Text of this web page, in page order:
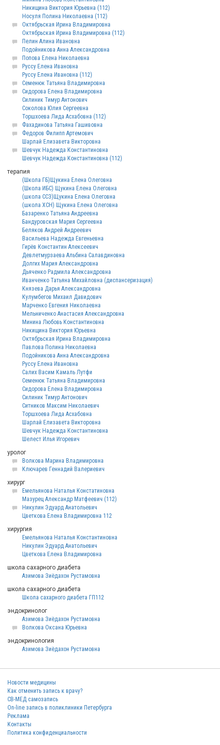
Никищина Виктория Юрьевна (112)
Носуля Полина Николаевна (112)
Октябрьская Ирина Владимировна
Октябрьская Ирина Владимировна (112)
Пелин Алина Ивановна
Подойникова Анна Александровна
Попова Елена Николаевна
Руссу Елена Ивановна
Руссу Елена Ивановна (112)
Семенюк Татьяна Владимировна
Сидорова Елена Владимировна
Силиник Тимур Антонович
Соколова Юлия Сергеевна
Торшхоева Лида Асхабовна (112)
Фахадинова Татьяна Гашивовна
Федоров Филипп Артемович
Шарлай Елизавета Викторовна
Шевчук Надежда Константиновна
Шевчук Надежда Константиновна (112)
терапия
(Школа ГБ)Щукина Елена Олеговна
(Школа ИБС) Щукина Елена Олеговна
(школа ССЗ)Щукина Елена Олеговна
(школа ХСН) Щукина Елена Олеговна
Базаренко Татьяна Андреевна
Бандуровская Мария Сергеевна
Беляков Андрей Андреевич
Васильева Надежда Евгеньевна
Гирёв Константин Алексеевич
Девлетмурзаева Альбина Салавдиновна
Долгих Мария Александровна
Дьяченко Радмила Александровна
Иванченко Татьяна Михайловна (диспансеризация)
Князева Дарья Александровна
Кулумбегов Михаил Давидович
Марченко Евгения Николаевна
Мельниченко Анастасия Александровна
Минина Любовь Константиновна
Никищина Виктория Юрьевна
Октябрьская Ирина Владимировна
Павлова Полина Николаевна
Подойникова Анна Александровна
Руссу Елена Ивановна
Салих Васим Камаль Лутфи
Семенюк Татьяна Владимировна
Сидорова Елена Владимировна
Силиник Тимур Антонович
Ситников Максим Николаевич
Торшхоева Лида Асхабовна
Шарлай Елизавета Викторовна
Шевчук Надежда Константиновна
Шелест Илья Игоревич
уролог
Волкова Марина Владимировна
Ключарев Геннадий Валериевич
хирург
Емельянова Наталья Констатиновна
Мазурец Александр Матфеевич (112)
Никулин Эдуард Анатольевич
Цветкова Елена Владимировна 112
хирургия
Емельянова Наталья Константиновна
Никулин Эдуард Анатольевич
Цветкова Елена Владимировна
школа сахарного диабета
Азимова Зиёдахон Рустамовна
школа сахарного диабета
Школа сахарного диабета ГП112
эндокринолог
Азимова Зиёдахон Рустамовна
Волкова Оксана Юрьевна
эндокринология
Азимова Зиёдахон Рустамовна
Новости медицины
Как отменить запись к врачу?
СВ-МЕД самозапись
On-line запись в поликлиники Петербурга
Реклама
Контакты
Политика конфиденциальности